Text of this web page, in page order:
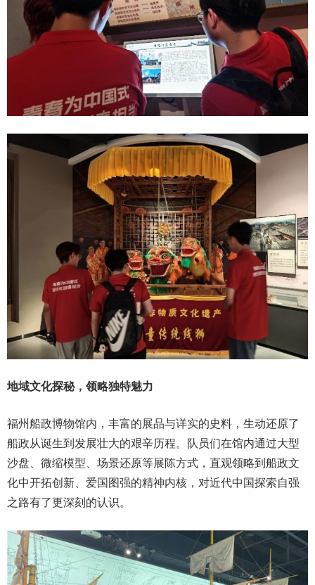
地域文化探秘，领略独特魅力
福州船政博物馆内，丰富的展品与详实的史料，生动还原了
船政从诞生到发展壮大的艰辛历程。队员们在馆内通过大型
沙盘、微缩模型、场景还原等展陈方式，直观领略到船政文
化中开拓创新、爱国图强的精神内核，对近代中国探索自强
之路有了更深刻的认识。